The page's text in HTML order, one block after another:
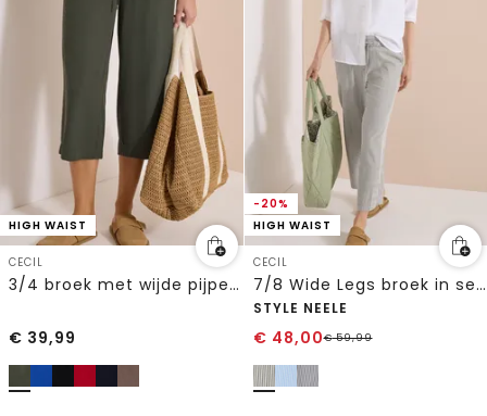
HIGH WAIST
CECIL
3/4 broek met wijde pijpen in Loose Fit
€ 39,99
-20%
HIGH WAIST
CECIL
7/8 Wide Legs broek in seersucker kwaliteit
STYLE NEELE
€ 48,00€59,99